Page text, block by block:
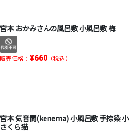
宮本 おかみさんの風呂敷 小風呂敷 梅
販売価格： ¥660（税込）
宮本 気音間(kenema) 小風呂敷 手捺染 小
さくら猫